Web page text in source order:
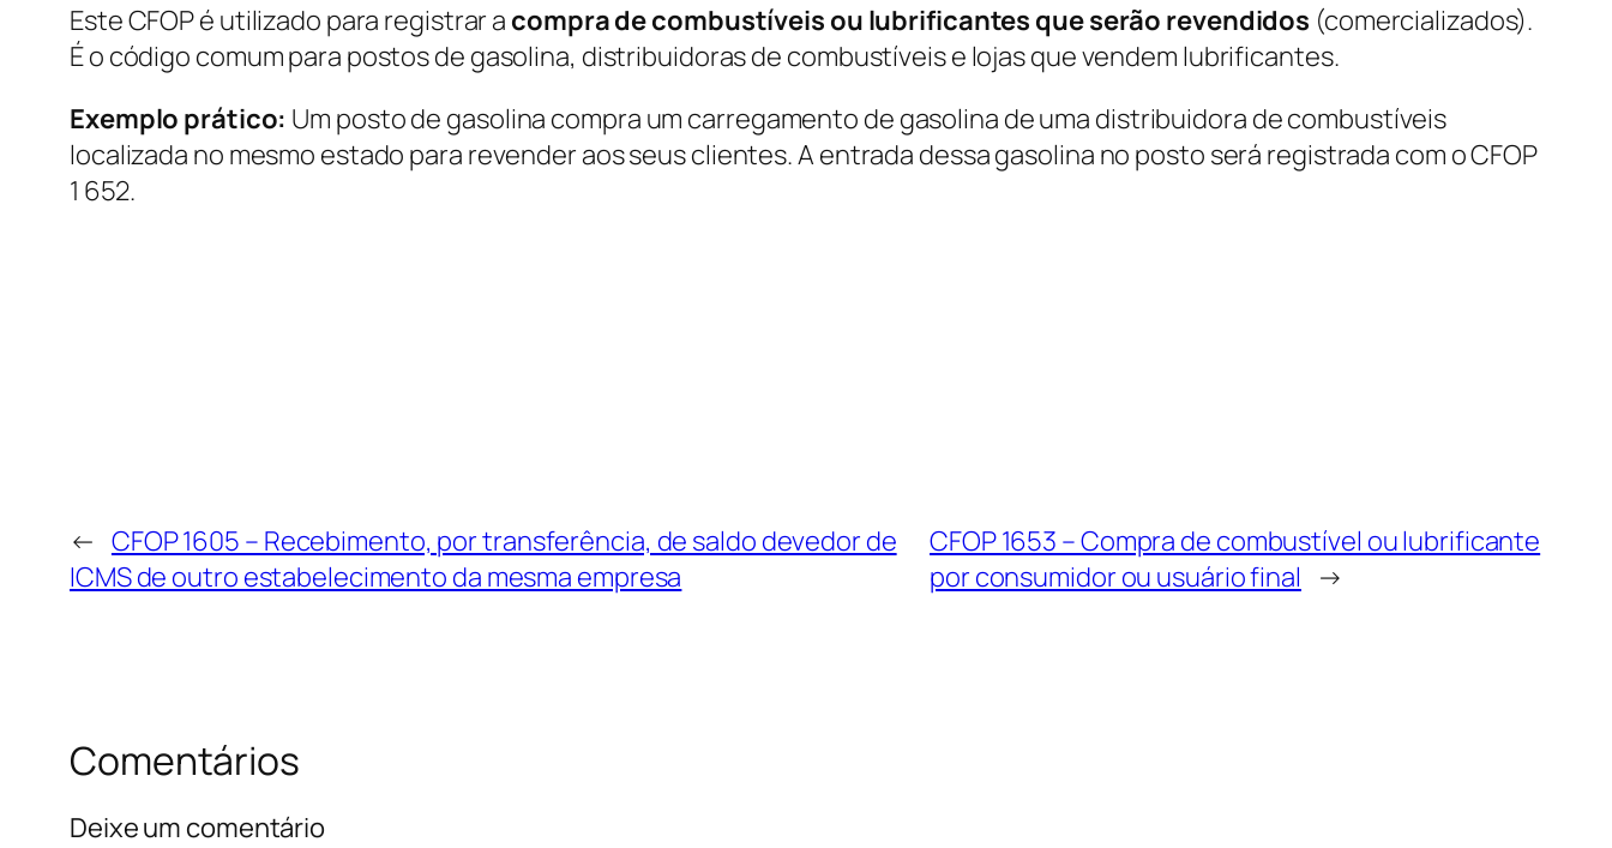
Este CFOP é utilizado para registrar a compra de combustíveis ou lubrificantes que serão revendidos (comercializados).
É o código comum para postos de gasolina, distribuidoras de combustíveis e lojas que vendem lubrificantes.
Exemplo prático: Um posto de gasolina compra um carregamento de gasolina de uma distribuidora de combustíveis
localizada no mesmo estado para revender aos seus clientes. A entrada dessa gasolina no posto será registrada com o CFOP
1 652.
← CFOP 1605 – Recebimento, por transferência, de saldo devedor de
ICMS de outro estabelecimento da mesma empresa
CFOP 1653 – Compra de combustível ou lubrificante
por consumidor ou usuário final →
Comentários
Deixe um comentário